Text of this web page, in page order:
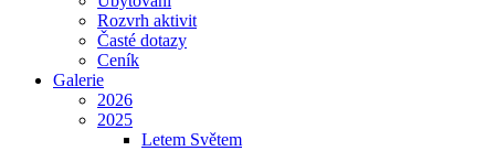
Rozvrh aktivit
Časté dotazy
Ceník
Galerie
2026
2025
Letem Světem